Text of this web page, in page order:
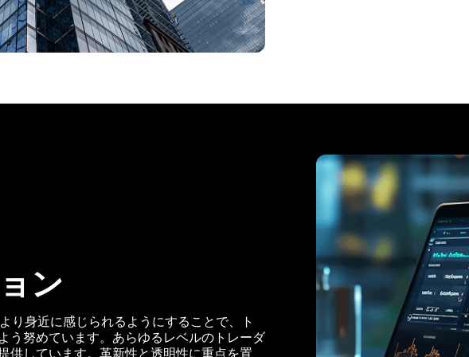
ン
り身近に感じられるようにすることで、ト
う努めています。あらゆるレベルのトレーダ
供しています。革新性と透明性に重点を置